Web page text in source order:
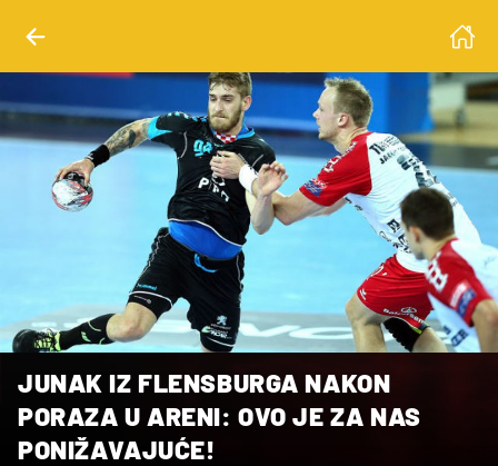
JUNAK IZ FLENSBURGA NAKON
PORAZA U ARENI: OVO JE ZA NAS
PONIŽAVAJUĆE!